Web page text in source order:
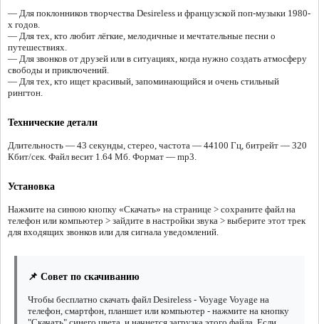
— Для поклонников творчества Desireless и французской поп-музыки 1980-
х годов.
— Для тех, кто любит лёгкие, мелодичные и мечтательные песни о
путешествиях.
— Для звонков от друзей или в ситуациях, когда нужно создать атмосферу
свободы и приключений.
— Для тех, кто ищет красивый, запоминающийся и очень стильный
рингтон.
Технические детали
Длительность — 43 секунды, стерео, частота — 44100 Гц, битрейт — 320
Кбит/сек. Файл весит 1.64 Мб. Формат — mp3.
Установка
Нажмите на синюю кнопку «Скачать» на странице > сохраните файл на
телефон или компьютер > зайдите в настройки звука > выберите этот трек
для входящих звонков или для сигнала уведомлений.
📌 Совет по скачиванию
Чтобы бесплатно скачать файл Desireless - Voyage Voyage на
телефон, смартфон, планшет или компьютер - нажмите на кнопку